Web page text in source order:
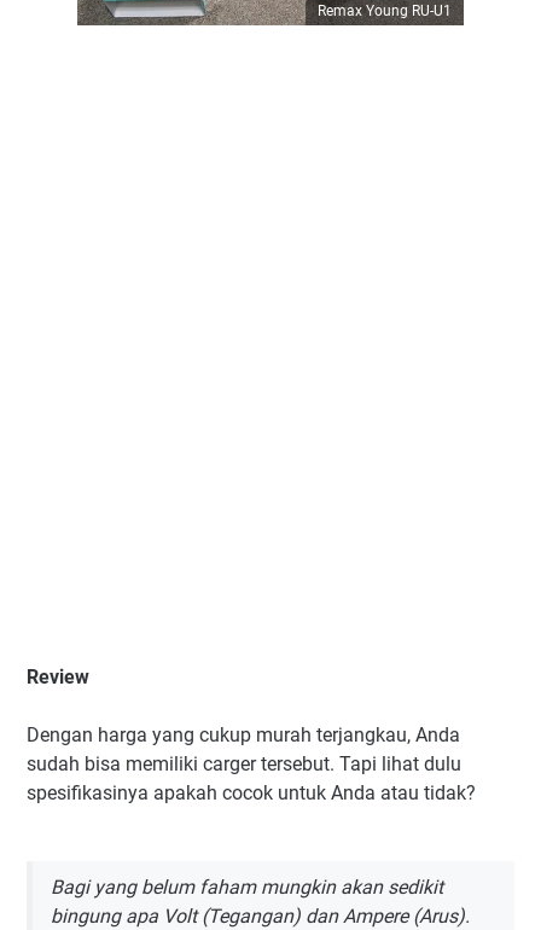
Remax Young RU-U1
Review
Dengan harga yang cukup murah terjangkau, Anda
sudah bisa memiliki carger tersebut. Tapi lihat dulu
spesifikasinya apakah cocok untuk Anda atau tidak?
Bagi yang belum faham mungkin akan sedikit
bingung apa Volt (Tegangan) dan Ampere (Arus).